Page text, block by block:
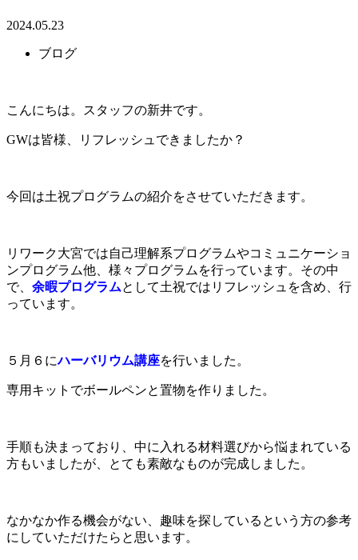
2024.05.23
ブログ
こんにちは。スタッフの新井です。
GWは皆様、リフレッシュできましたか？
今回は土祝プログラムの紹介をさせていただきます。
リワーク大宮では自己理解系プログラムやコミュニケーショ
ンプログラム他、様々プログラムを行っています。その中
で、 余暇プログラムとして土祝ではリフレッシュを含め、行
っています。
５月６にハーバリウム講座を行いました。
専用キットでボールペンと置物を作りました。
手順も決まっており、中に入れる材料選びから悩まれている
方もいましたが、とても素敵なものが完成しました。
なかなか作る機会がない、趣味を探しているという方の参考
にしていただけたらと思います。